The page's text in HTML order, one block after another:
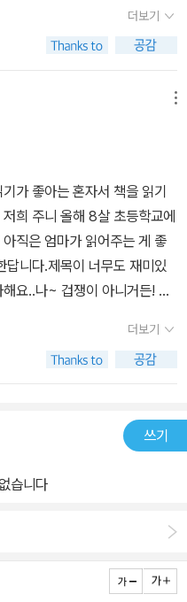
댔어요. “그런 말 쓰면 안 돼.”
위치 좀 만들어 줘, 오빠.”
가져왔어요. “동화책 읽어 줘,
는 정말 나무 꼭대기까지 단숨
고마워. 나, 너무 무서웠거든!
모르겠어!” 밀리가 말했어요.
겠어요!” 폭스가 투덜대자 엄
즈가 좋아하는 샌드위치 만들
#FoxOnWheel
드워드 마셜·제임스 마셜/노
오르기 시작했어요→ 엉금엉
어→ 포도가 먹기 싫어→ 이
쓰는 말밑 꾸러미 사전》, 《미
내음 따라 걷다가 작은책집을
화》, 《곁말》, 《책숲마실》,
신포도 정도의 이야기가 되지
고 높은 나무 오르기에 성공
전을 전적으로 맡기는 엄마의
여운 여우 폭스의 이야기를
좋을 듯하다.
. 나 겁쟁이 아니거든! 의 내용
는데 위에거 포도알이 떨어져
있었다. 먹고 싶어서 포도좀
냥 떨어뜨려달라고하니 겁쟁
지 않아서폭스는 나무위로
말... '여기까지 올라와줘서
..순간 멍..ㅎㅎ둘은 나무에서
재미있게 보았답니다.
더보기
가 좋아는 혼자서 책을 읽기
희 주니 올해 8살 초등학교에
직은 엄마가 읽어주는 게 좋
답니다.제목이 너무도 재미있
요..나~ 겁쟁이 아니거든! 이
구성이 되어 있답니다.아이들
동화랍니다.3가지의 이야기
콧 상 수상 작가 제임스 마셜의
나무 위로는 올라갈 수 없어
과연 어떻게 할까요?저희 큰
..친구들 바이킹탈때 무서워서
째 차니는 그림만 보고 내용을
더보기
쓰기
습니다